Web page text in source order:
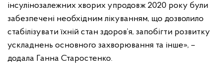
інсулінозалежних хворих упродовж 2020 року були
забезпечені необхідним лікуванням, що дозволило
стабілізувати їхній стан здоров’я, запобігти розвитку
ускладнень основного захворювання та інше», –
додала Ганна Старостенко.